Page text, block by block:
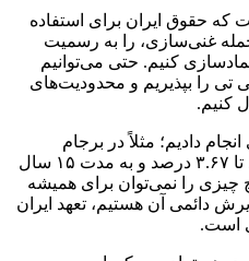
حقوق ایران برای استفاده
غنی‌سازی، را به رسمیت
کنیم. حتی می‌توانیم
تی را بپذیریم و محدودیت‌های
کنیم.
دادیم؛ مثلاً در برجام
پذیرفتیم غنی‌سازی اورانیوم فقط تا ۳.۶۷ درصد و به مدت ۱۵ سال
چیزی را نمی‌توان برای همیشه
دائمی آن هستیم، تعهد ایران
است.